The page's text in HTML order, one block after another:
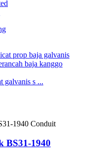
galvanis s ...
BS31-1940